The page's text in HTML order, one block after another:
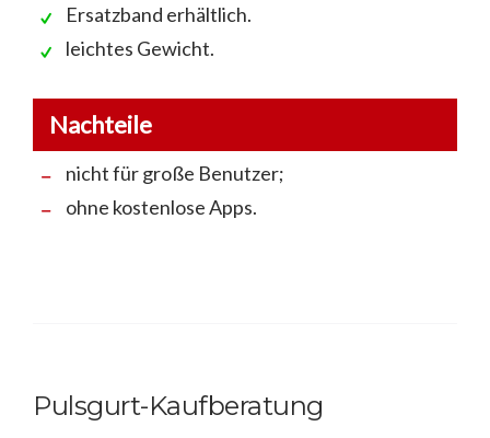
Ersatzband erhältlich.
leichtes Gewicht.
Nachteile
nicht für große Benutzer;
ohne kostenlose Apps.
Pulsgurt-Kaufberatung